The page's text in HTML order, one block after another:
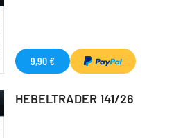
9,90 €
HEBELTRADER 141/26